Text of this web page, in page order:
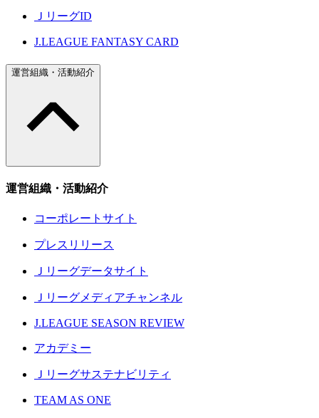
ＪリーグID
J.LEAGUE FANTASY CARD
運営組織・活動紹介
運営組織・活動紹介
コーポレートサイト
プレスリリース
Ｊリーグデータサイト
Ｊリーグメディアチャンネル
J.LEAGUE SEASON REVIEW
アカデミー
Ｊリーグサステナビリティ
TEAM AS ONE